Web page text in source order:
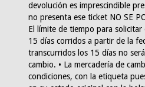
devolución es imprescindible
no presenta ese ticket NO SE
El límite de tiempo para
15 días corridos a partir de la
transcurridos los 15 días no
cambio. • La mercadería de
condiciones, con la etiqueta